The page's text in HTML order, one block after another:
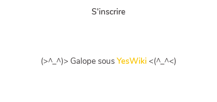
S'inscrire
(>^_^)> Galope sousYesWiki <(^_^<)